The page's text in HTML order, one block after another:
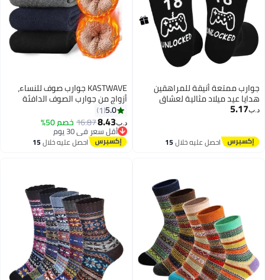
ممتعة أنيقة للمراهقين
عيد ميلاد مثالية لعشاق
5.17
احصل عليه خلال15
اغسطس
KASTWAVE جوارب صوف للنساء،
أزواج من جوارب الصوف الدافئة
للرجال، جوارب شتوية مريحة ناعمة،
جوارب حرارية سميكة دافئة عتيقة
للنساء (5 أزواج)
5.0
1
8.43
16.87خصم 50%
أقل سعر في 30 يوم
أقل سعر في 30 يوماحصل عليه خلال15
اغسطس